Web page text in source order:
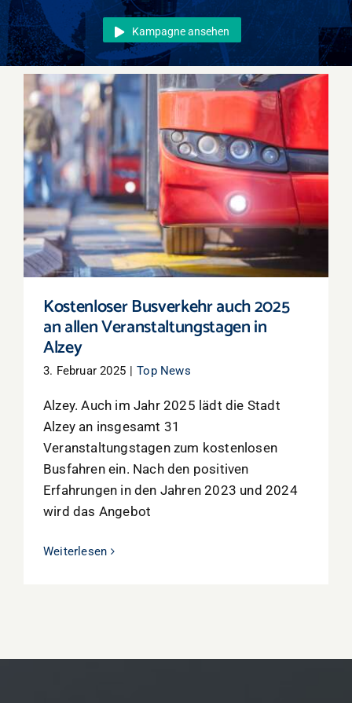
Events
Überregional
Jobs
Newsletter
Kontakt
Kampagne ansehen
Kostenloser Busverkehr auch 2025 an allen
Veranstaltungstagen in Alzey
Kostenloser Busverkehr auch 2025
an allen Veranstaltungstagen in
Alzey
3. Februar 2025 | Top News
Alzey. Auch im Jahr 2025 lädt die Stadt
Alzey an insgesamt 31
Veranstaltungstagen zum kostenlosen
Busfahren ein. Nach den positiven
Erfahrungen in den Jahren 2023 und 2024
wird das Angebot
Weiterlesen